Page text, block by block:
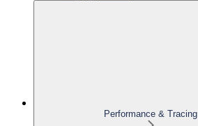
Performance & Tracing